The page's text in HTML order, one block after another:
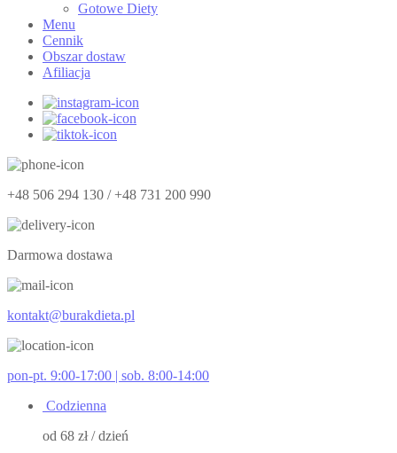
Gotowe Diety
Menu
Cennik
Obszar dostaw
Afiliacja
+48 506 294 130 / +48 731 200 990
Darmowa dostawa
kontakt@burakdieta.pl
pon-pt. 9:00-17:00 | sob. 8:00-14:00
Codzienna
od 68 zł/ dzień